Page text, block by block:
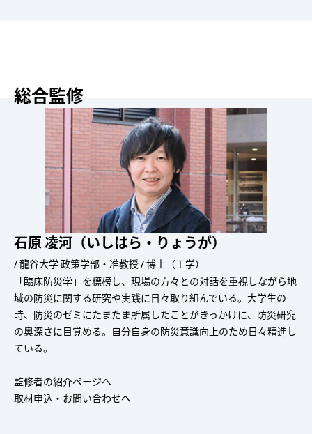
総合監修
石原 凌河（いしはら・りょうが）
/ 龍谷大学 政策学部・准教授 / 博士（工学）
「臨床防災学」を標榜し、現場の方々との対話を重視しながら地
域の防災に関する研究や実践に日々取り組んでいる。大学生の
時、防災のゼミにたまたま所属したことがきっかけに、防災研究
の奥深さに目覚める。自分自身の防災意識向上のため日々精進し
ている。
監修者の紹介ページへ
取材申込・お問い合わせへ